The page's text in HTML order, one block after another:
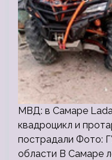
МВД: в Самаре Lada
квадроцикл и
пострадали Фото:
области В Самаре